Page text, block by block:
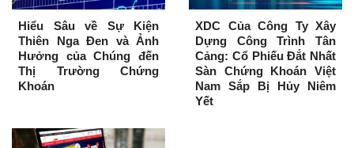
Hiểu Sâu về Sự Kiện
Thiên Nga Đen và Ảnh
Hưởng của Chúng đến
Thị Trường Chứng
Khoán
XDC Của Công Ty Xây
Dựng Công Trình Tân
Cảng: Cổ Phiếu Đắt Nhất
Sàn Chứng Khoán Việt
Nam Sắp Bị Hủy Niêm
Yết